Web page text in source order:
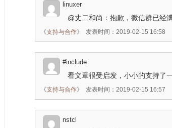
linuxer
@丈二和尚：抱歉，微信群已经
《支持与合作》 发表时间：2019-02-15 16:58
#include
看文章很受启发，小小的支持了
《支持与合作》 发表时间：2019-02-15 16:57
nstcl